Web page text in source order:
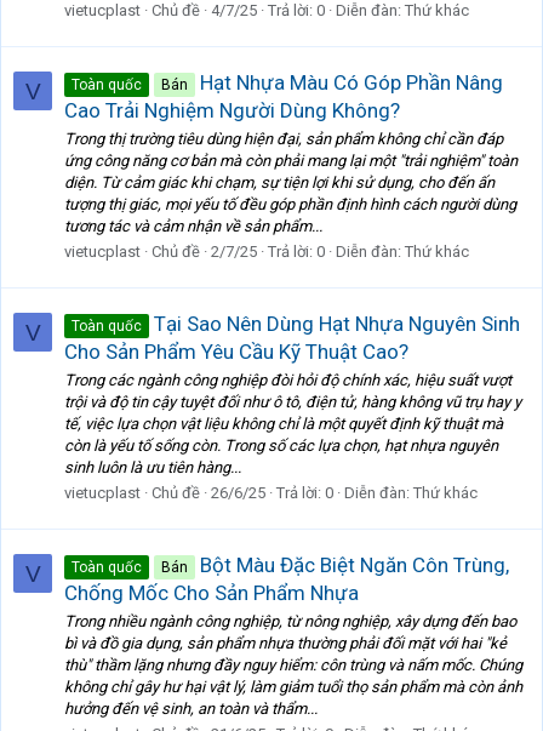
vietucplast Chủ đề 4/7/25 Trả lời: 0 Diễn đàn: Thứ khác
V Toàn quốc Bán
Hạt Nhựa Màu Có Góp Phần Nâng
Cao Trải Nghiệm Người Dùng Không?
Trong thị trường tiêu dùng hiện đại, sản phẩm không chỉ cần đáp
ứng công năng cơ bản mà còn phải mang lại một "trải nghiệm" toàn
diện. Từ cảm giác khi chạm, sự tiện lợi khi sử dụng, cho đến ấn
tượng thị giác, mọi yếu tố đều góp phần định hình cách người dùng
tương tác và cảm nhận về sản phẩm...
vietucplast Chủ đề 2/7/25 Trả lời: 0 Diễn đàn: Thứ khác
V Toàn quốc
Tại Sao Nên Dùng Hạt Nhựa Nguyên Sinh
Cho Sản Phẩm Yêu Cầu Kỹ Thuật Cao?
Trong các ngành công nghiệp đòi hỏi độ chính xác, hiệu suất vượt
trội và độ tin cậy tuyệt đối như ô tô, điện tử, hàng không vũ trụ hay y
tế, việc lựa chọn vật liệu không chỉ là một quyết định kỹ thuật mà
còn là yếu tố sống còn. Trong số các lựa chọn, hạt nhựa nguyên
sinh luôn là ưu tiên hàng...
vietucplast Chủ đề 26/6/25 Trả lời: 0 Diễn đàn: Thứ khác
V Toàn quốc Bán
Bột Màu Đặc Biệt Ngăn Côn Trùng,
Chống Mốc Cho Sản Phẩm Nhựa
Trong nhiều ngành công nghiệp, từ nông nghiệp, xây dựng đến bao
bì và đồ gia dụng, sản phẩm nhựa thường phải đối mặt với hai "kẻ
thù" thầm lặng nhưng đầy nguy hiểm: côn trùng và nấm mốc. Chúng
không chỉ gây hư hại vật lý, làm giảm tuổi thọ sản phẩm mà còn ảnh
hưởng đến vệ sinh, an toàn và thẩm...